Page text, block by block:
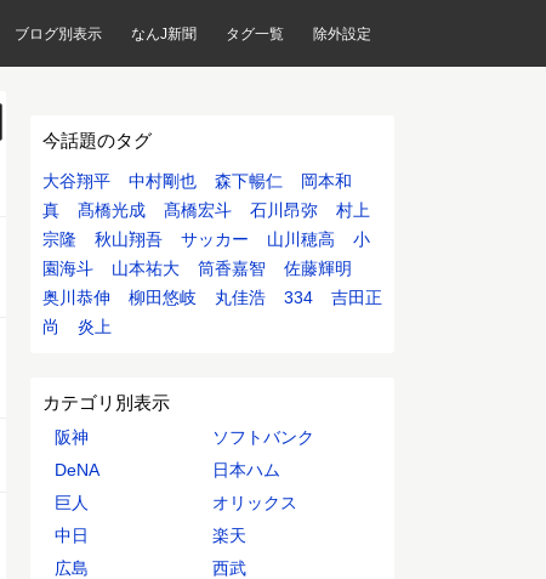
ブログ別表示 なんJ新聞 タグ一覧 除外設定
今話題のタグ
大谷翔平 中村剛也 森下暢仁
岡本和
真
髙橋光成 髙橋宏斗 石川昂弥
村上
宗隆
秋山翔吾 サッカー 山川穂高
小
園海斗
山本祐大 筒香嘉智
佐藤輝明
奥川恭伸
柳田悠岐 丸佳浩 334
吉田正
尚
炎上
カテゴリ別表示
阪神
ソフトバンク
DeNA
日本ハム
巨人
オリックス
中日
楽天
広島
西武